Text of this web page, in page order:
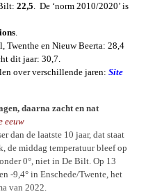
22,5. De ‘norm 2010/2020’ is
.
Twenthe en Nieuw Beerta: 28,4
dit jaar: 30,7.
over verschillende jaren: Site
daarna zacht en nat
eeuw
dan de laatste 10 jaar, dat staat
de middag temperatuur bleef op
0°, niet in De Bilt. Op 13
-9,4° in Enschede/Twente, het
van 2022.